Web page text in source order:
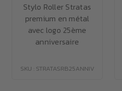
Stylo Roller Stratas
premium en métal
avec logo 25ème
anniversaire
SKU : STRATASRB25ANNIV